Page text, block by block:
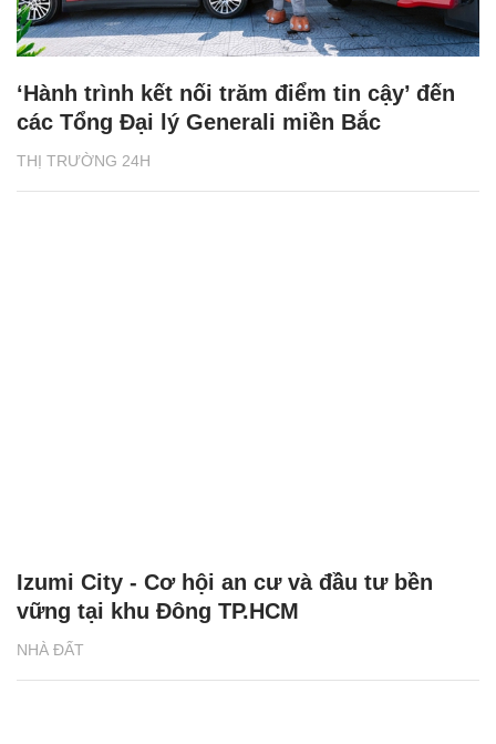
THỊ TRƯỜNG 24H
‘Hành trình kết nối trăm điểm tin cậy’ đến
các Tổng Đại lý Generali miền Bắc
NHÀ ĐẤT
Izumi City - Cơ hội an cư và đầu tư bền
vững tại khu Đông TP.HCM